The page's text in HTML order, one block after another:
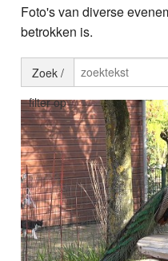
Nieuws
Video
Webcam
Info
Foto's van diverse
betrokken is.
Zoek /
filter op